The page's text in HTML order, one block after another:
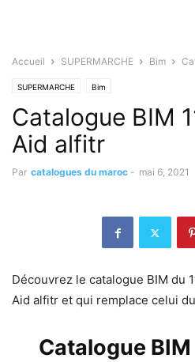
Accueil SUPERMARCHE Bim
SUPERMARCHE Bim
Catalogue BIM
Aid alfitr
Par catalogues du maroc - mai 6, 2021
Découvrez le catalogue BIM du
Aid alfitr et qui remplace celui
Catalogue BIM